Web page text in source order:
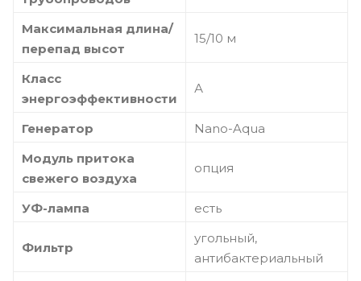
Максимальная длина/
перепад высот
15/10 м
Класс
энергоэффективности
А
Генератор
Nano-Aqua
Модуль притока
свежего воздуха
опция
УФ-лампа есть
Фильтр
угольный,
антибактериальный